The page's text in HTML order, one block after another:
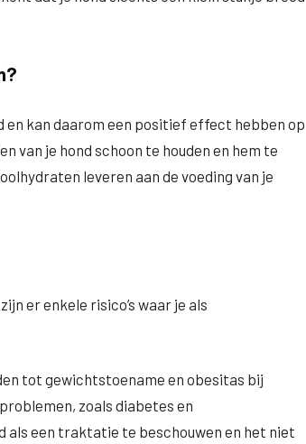
en kan daarom een positief effect hebben op
van je hond schoon te houden en hem te
leveren aan de voeding van je
er enkele risico’s waar je als
tot gewichtstoename en obesitas bij
zoals diabetes en
een traktatie te beschouwen en het niet